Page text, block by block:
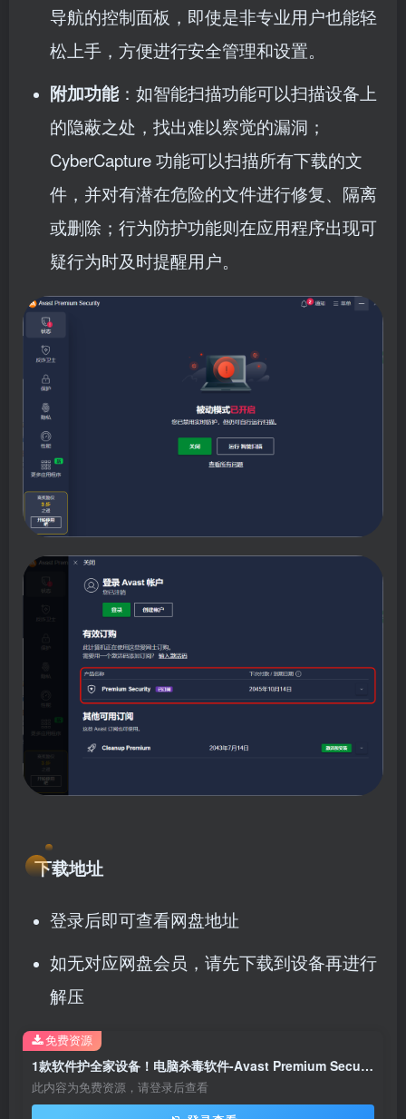
导航的控制面板，即使是非专业用户也能轻
松上手，方便进行安全管理和设置。
附加功能：如智能扫描功能可以扫描设备上
的隐蔽之处，找出难以察觉的漏洞；
CyberCapture 功能可以扫描所有下载的文
件，并对有潜在危险的文件进行修复、隔离
或删除；行为防护功能则在应用程序出现可
疑行为时及时提醒用户。
下载地址
登录后即可查看网盘地址
如无对应网盘会员，请先下载到设备再进行
解压
1款软件护全家设备！电脑杀毒软件-Avast Premium Security 多平台覆盖，10台设备同时防病毒！
此内容为免费资源，请登录后查看
免费资源